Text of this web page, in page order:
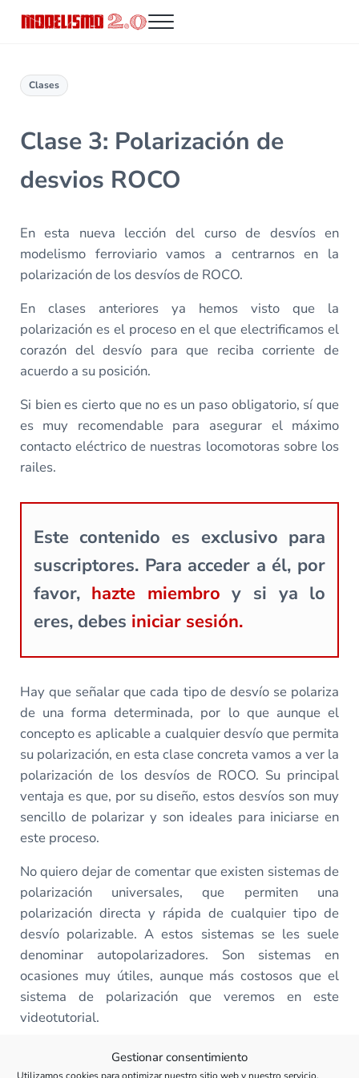
Gestionar consentimiento
Utilizamos cookies para optimizar nuestro sitio web y nuestro servicio.
Menu
Clases
Clase 3: Polarización de
desvios ROCO
En esta nueva lección del curso de desvíos en
modelismo ferroviario vamos a centrarnos en la
polarización de los desvíos de ROCO.
En clases anteriores ya hemos visto que la
polarización es el proceso en el que electrificamos el
corazón del desvío para que reciba corriente de
acuerdo a su posición.
Si bien es cierto que no es un paso obligatorio, sí que
es muy recomendable para asegurar el máximo
contacto eléctrico de nuestras locomotoras sobre los
railes.
Este contenido es exclusivo para
suscriptores. Para acceder a él, por
favor, hazte miembro y si ya lo
eres, debes iniciar sesión.
Hay que señalar que cada tipo de desvío se polariza
de una forma determinada, por lo que aunque el
concepto es aplicable a cualquier desvío que permita
su polarización, en esta clase concreta vamos a ver la
polarización de los desvíos de ROCO. Su principal
ventaja es que, por su diseño, estos desvíos son muy
sencillo de polarizar y son ideales para iniciarse en
este proceso.
No quiero dejar de comentar que existen sistemas de
polarización universales, que permiten una
polarización directa y rápida de cualquier tipo de
desvío polarizable. A estos sistemas se les suele
denominar autopolarizadores. Son sistemas en
ocasiones muy útiles, aunque más costosos que el
sistema de polarización que veremos en este
videotutorial.
Realmente en este tipo de desvíos de ROCO no
merece la pena invertir en ellos, pero más adelante,